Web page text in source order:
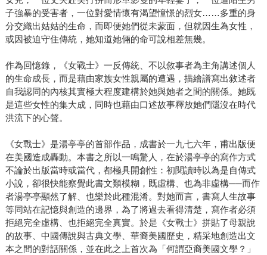
子強暴的受害者，一位對愛情懷有渴望憧憬的烈女……多重的身
分交織出姑姑的生命，而即便她們從未蒙面，但就因生為女性，
或因被迫守住傳統，她知道她倆的命可說相差無幾。
作為回憶錄，《女戰士》一反傳統、不以敘事者為主角講述個人
的生命成長，而是藉由家族女性親屬的遭遇，描繪譜寫出敘述者
自我認同的內核其實極大程度建構於她與她者之間的關係。她既
是這些女性的集大成，同時也藉由口述故事釋放她們隱沒在時代
洪流下的心聲。
《女戰士》是湯亭亭的首部作品，成書於一九七六年，甫出版便
在美國造成轟動。本書之所以一鳴驚人，在於湯亭亭的寫作方式
不論於出版當時或當代，都極具開創性：初閱讀時以為是自傳式
小說，卻很快能察覺此書文類模糊，既虛構、也為非虛構──而作
者湯亭亭顯然了解、也樂於此種混淆。對她而言，書寫人生故事
等同站在記憶與創造的邊界，為了將過去看得清楚，寫作者必須
拒絕完全虛構、也拒絕完全真實。於是《女戰士》拼貼了母親說
的故事、中國傳說與古典文學、華裔美國歷史，精采地創造出文
本之間的對話關係，並在此之上首次為「何謂亞裔美國文學？」